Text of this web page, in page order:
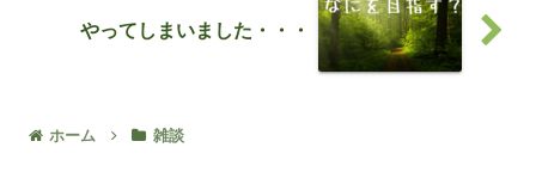
やってしまいました・・・
ホーム 雑談